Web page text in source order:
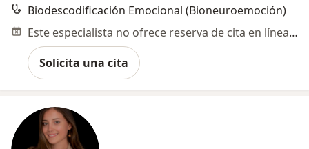
Biodescodificación Emocional (Bioneuroemoción)
Este especialista no ofrece reserva de cita en línea en esta dirección.
Solicita una cita